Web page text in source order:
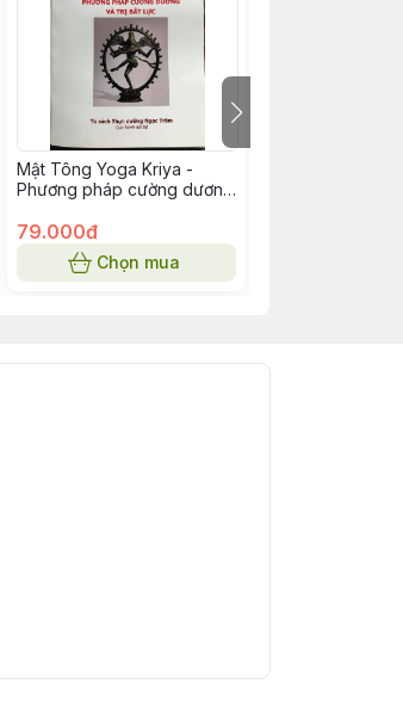
Mật Tông Yoga Kriya -
Phương pháp cường dương
79.000đ
Chọn mua